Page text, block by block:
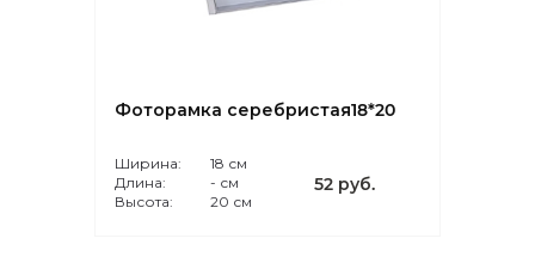
Фоторамка серебристая18*20
Ширина:
18 см
Длина:
- см
Высота:
20 см
52 руб.